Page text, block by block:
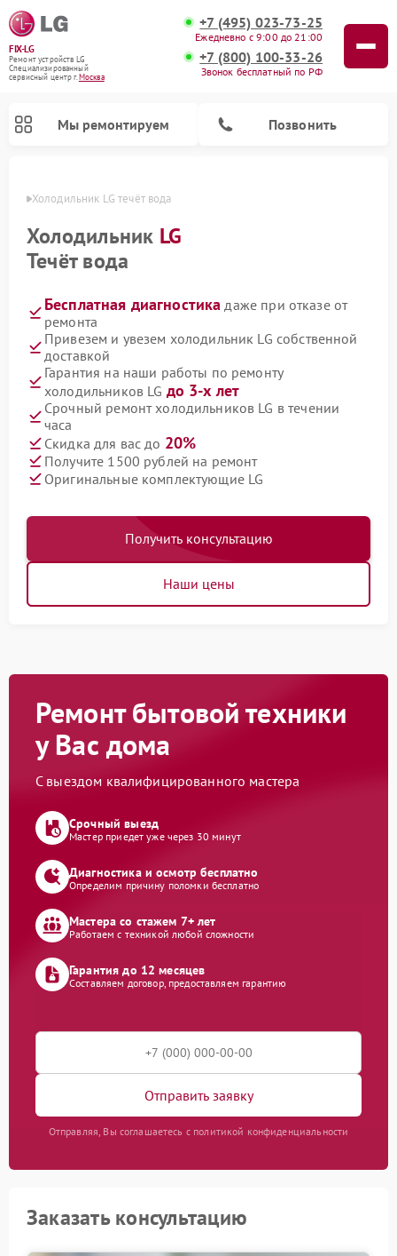
FIX-LG
Ремонт устройств LG
Специализированный
cервисный центр г.Москва
+7 (495) 023-73-25
Ежедневно с 9:00 до 21:00
+7 (800) 100-33-26
Звонок бесплатный по РФ
Мы ремонтируем Позвонить
Холодильник LG течёт вода
Холодильник LG
Течёт вода
Бесплатная диагностика даже при отказе от
ремонта
Привезем и увезем холодильник LG собственной
доставкой
Гарантия на наши работы по ремонту
холодильников LG до 3-х лет
Срочный ремонт холодильников LG в течении
часа
Скидка для вас до 20%
Получите 1500 рублей на ремонт
Оригинальные комплектующие LG
Получить консультацию
Наши цены
Ремонт бытовой техники
у Вас дома
С выездом квалифицированного мастера
Срочный выезд
Мастер приедет уже через 30 минут
Диагностика и осмотр бесплатно
Определим причину поломки бесплатно
Мастера со стажем 7+ лет
Работаем с техникой любой сложности
Гарантия до 12 месяцев
Составляем договор, предоставляем гарантию
Отправить заявку
Отправляя, Вы соглашаетесь с политикой конфиденциальности
Заказать консультацию